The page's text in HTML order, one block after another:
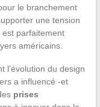
le branchement
une tension
est parfaitement
américains.
l’évolution du design
a influencé -et
prises